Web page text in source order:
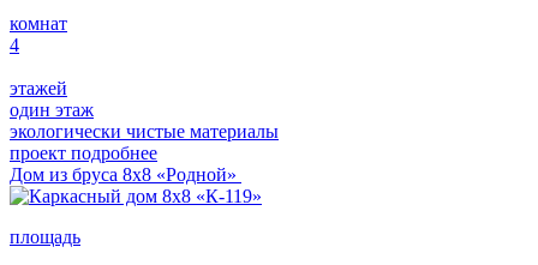
комнат
4
этажей
один этаж
экологически чистые материалы
проект подробнее
Дом из бруса 8х8 «Родной»
площадь